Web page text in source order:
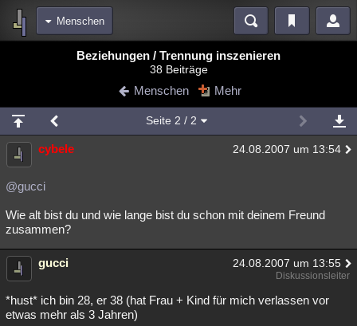
Menschen
Blogs
Chat Wiki Neuigkeiten
meine Rubriken
Menschen Mystery Kriminalfälle
Spiritualität
Natur Umfragen Unterhaltung
Philosophie Literatur
Astronomie Helpdesk Gruppen Gaming Filme
Beziehungen / Trennung inszenieren
38 Beiträge
Menschen Mehr
Seite 2 / 2
cybele 24.08.2007 um 13:54
@gucci
Wie alt bist du und wie lange bist du schon mit deinem Freund
zusammen?
gucci 24.08.2007 um 13:55
Diskussionsleiter
*hust* ich bin 28, er 38 (hat Frau + Kind für mich verlassen vor
etwas mehr als 3 Jahren)